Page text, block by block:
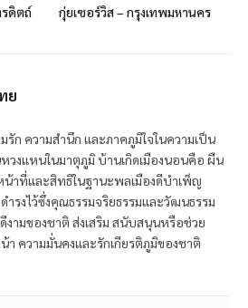
ดิตถ์ กุ่ยเซอร์วิส – กรุงเทพมหานคร
ย
รัก ความสำนึก และภาคภูมิใจในความเป็น
งแหนในมาตุภูมิ บ้านเกิดเมืองนอนคือ ผืน
าที่และสิทธิในฐานะพลเมืองดีบำเพ็ญ
รงไว้ซึ่งคุณธรรมจริยธรรมและวัฒนธรรม
ามของชาติ ส่งเสริม สนับสนุนหรือช่วย
า ความมั่นคงและรักเกียรติภูมิของชาติ